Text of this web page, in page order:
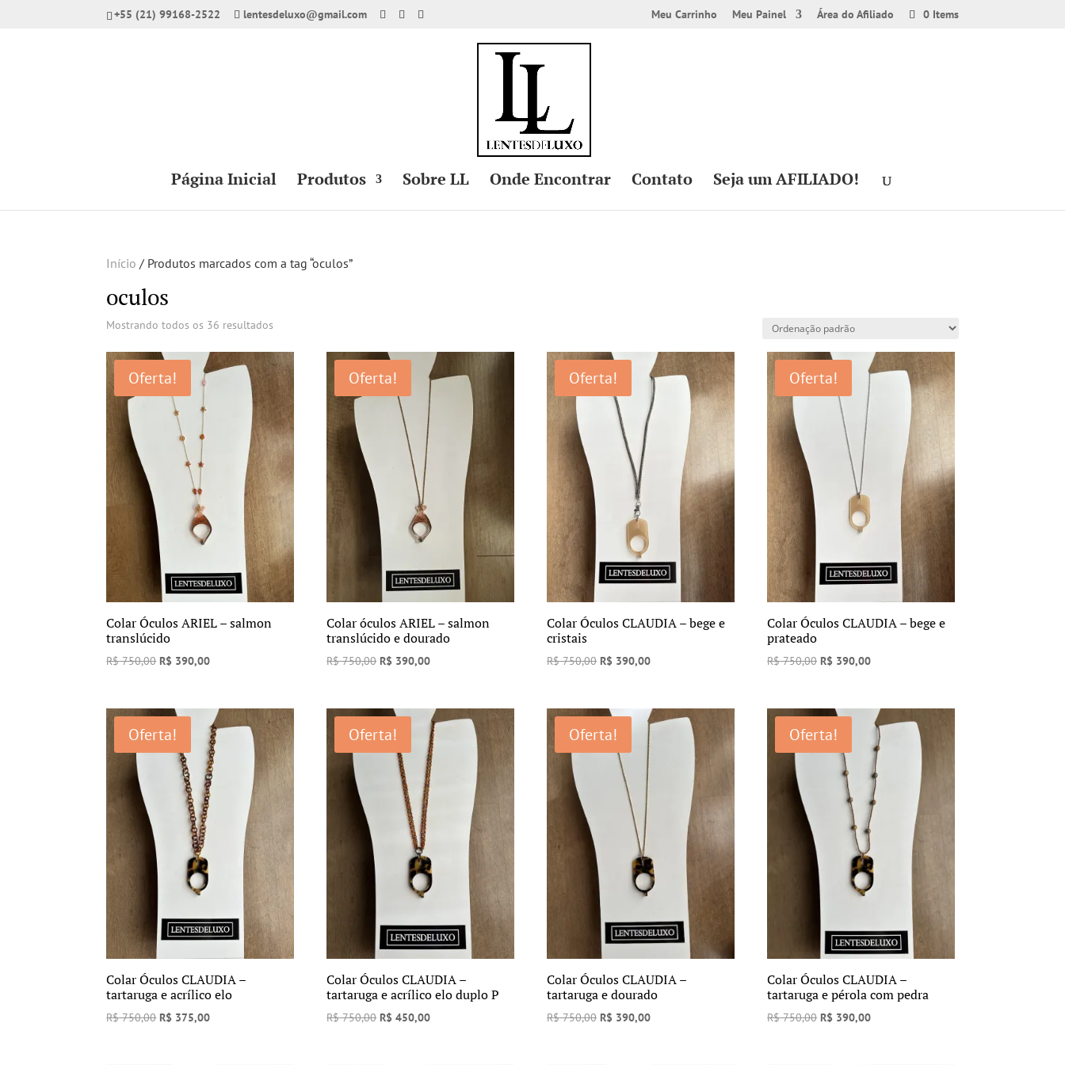
+55 (21) 99168-2522 lentesdeluxo@gmail.com Meu Carrinho Meu Painel Área do Afiliado 0 Items
Página Inicial Produtos Sobre LL Onde Encontrar Contato Seja um AFILIADO!
Início / Produtos marcados com a tag “oculos”
oculos
Mostrando todos os 36 resultados
Oferta!
Colar Óculos ARIEL – salmon
translúcido
R$750,00O
era:
R$ 750,00.
R$ 390,00O
é:
R$ 390,00.
Oferta!
Colar óculos ARIEL – salmon
translúcido e dourado
R$750,00 O
era:
R$ 750,00.
R$ 390,00O
é:
R$ 390,00.
Oferta!
Colar Óculos CLAUDIA – bege e
cristais
R$750,00 O
era:
R$ 750,00.
R$ 390,00O
é:
R$ 390,00.
Oferta!
Colar Óculos CLAUDIA – bege e
prateado
R$750,00 O
era:
R$ 750,00.
R$ 390,00O
é:
R$ 390,00.
Oferta!
Colar Óculos CLAUDIA –
tartaruga e acrílico elo
R$750,00O
R$ 375,00O
Oferta!
Colar Óculos CLAUDIA –
tartaruga e acrílico elo duplo P
R$750,00 O
R$ 450,00O
Oferta!
Colar Óculos CLAUDIA –
tartaruga e dourado
R$750,00 O
R$ 390,00O
Oferta!
Colar Óculos CLAUDIA –
tartaruga e pérola com pedra
R$750,00 O
R$ 390,00O